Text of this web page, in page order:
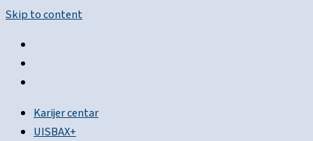
Skip to content
Karijer centar
UISBAX+